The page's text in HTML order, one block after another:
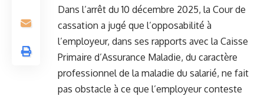
Dans l’arrêt du 10 décembre 2025, la Cour de
cassation a jugé que l’opposabilité à
l’employeur, dans ses rapports avec la Caisse
Primaire d’Assurance Maladie, du caractère
professionnel de la maladie du salarié, ne fait
pas obstacle à ce que l’employeur conteste